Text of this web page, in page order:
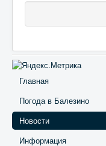
Главная
Погода в Балезино
Новости
Информация